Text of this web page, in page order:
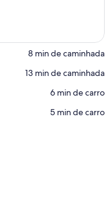
‪8 min de caminhada‬
‪13 min de caminhada‬
‪6 min de carro‬
‪5 min de carro‬